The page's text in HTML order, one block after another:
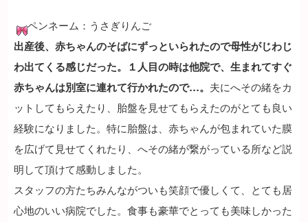
ペンネーム：うさぎりんご
出産後、赤ちゃんのそばにずっといられたので母性がじわじ
わ出てくる感じだった。１人目の時は他院で、生まれてすぐ
赤ちゃんは別室に連れて行かれたので…。 夫にへその緒をカ
ットしてもらえたり、胎盤を見せてもらえたのがとても良い
経験になりました。特に胎盤は、赤ちゃんが包まれていた膜
を広げて見せてくれたり、へその緒が繋がっている所など説
明して頂けて感動しました。
スタッフの方たちみんながついも笑顔で優しくて、とても居
心地のいい病院でした。食事も豪華でとっても美味しかった